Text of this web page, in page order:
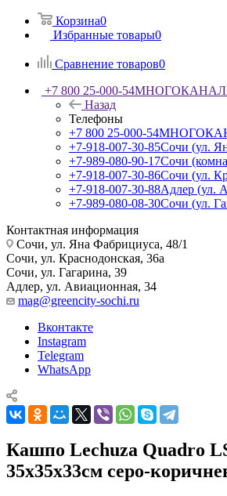
Корзина0
Избранные товары0
Сравнение товаров0
+7 800 25-000-54
Назад
Телефоны
+7 800 25-000-54
+7-918-007-30-85Сочи (ул.
+7-989-080-90-17Сочи
+7-918-007-30-86Сочи (ул.
+7-918-007-30-88Адлер (ул.
+7-989-080-08-30Сочи (ул.
Контактная информация
Сочи, ул. Яна Фабрициуса, 48/1
Сочи, ул. Краснодонская, 36а
Сочи, ул. Гагарина, 39
Адлер, ул. Авиационная, 34
mag@greencity-sochi.ru
Вконтакте
Instagram
Telegram
WhatsApp
Кашпо Lechuza Quadro
35x35x33см серо-